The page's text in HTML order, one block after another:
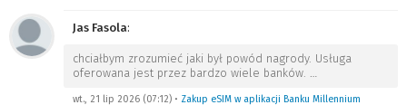
Jas Fasola:
chciałbym zrozumieć jaki był powód nagrody. Usługa
oferowana jest przez bardzo wiele banków. …
wt., 21 lip 2026 (07:12) • Zakup eSIM w aplikacji Banku Millennium